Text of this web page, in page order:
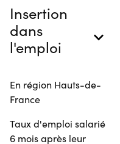
Insertion
dans
l'emploi
En région Hauts-de-
France
Taux d'emploi salarié
6 mois après leur